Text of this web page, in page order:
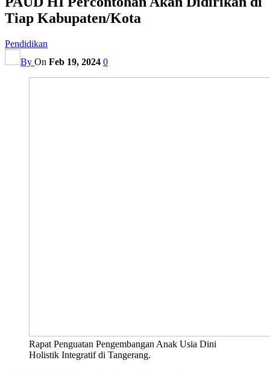
Tiap Kabupaten/Kota
Pendidikan
By On Feb 19, 2024 0
Rapat Penguatan Pengembangan Anak Usia Dini
Holistik Integratif di Tangerang.